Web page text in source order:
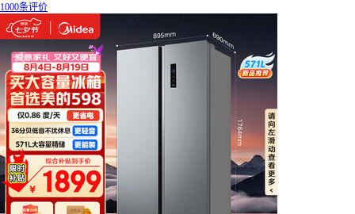
1000条评价